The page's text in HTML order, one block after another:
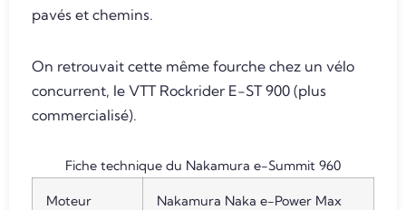
pavés et chemins.
On retrouvait cette même fourche chez un vélo
concurrent, le VTT Rockrider E-ST 900 (plus
commercialisé).
Fiche technique du Nakamura e-Summit 960
Moteur
Nakamura Naka e-Power Max